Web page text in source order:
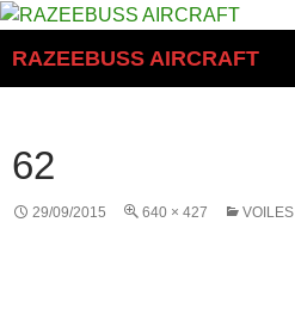
Aller
contenu
RAZEEBUSS AIRCRAFT
62
29/09/2015 640 × 427 VOILES